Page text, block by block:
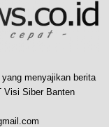
menyajikan berita
Visi Siber Banten